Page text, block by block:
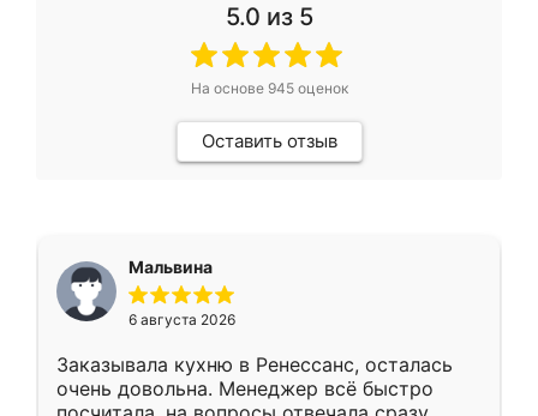
5.0 из 5
На основе 945оценок
Оставить отзыв
Мальвина
6 августа 2026
Заказывала кухню в Ренессанс, осталась
очень довольна. Менеджер всё быстро